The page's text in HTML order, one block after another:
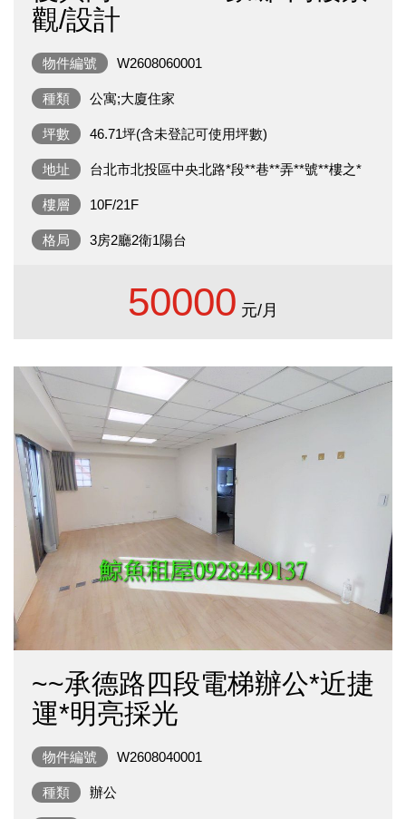
觀/設計
物件編號 W2608060001
種類 公寓;大廈住家
坪數 46.71坪(含未登記可使用坪數)
地址 台北市北投區中央北路*段**巷**弄**號**樓之*
樓層 10F/21F
格局 3房2廳2衛1陽台
50000 元/月
~~承德路四段電梯辦公*近捷
運*明亮採光
物件編號 W2608040001
種類 辦公